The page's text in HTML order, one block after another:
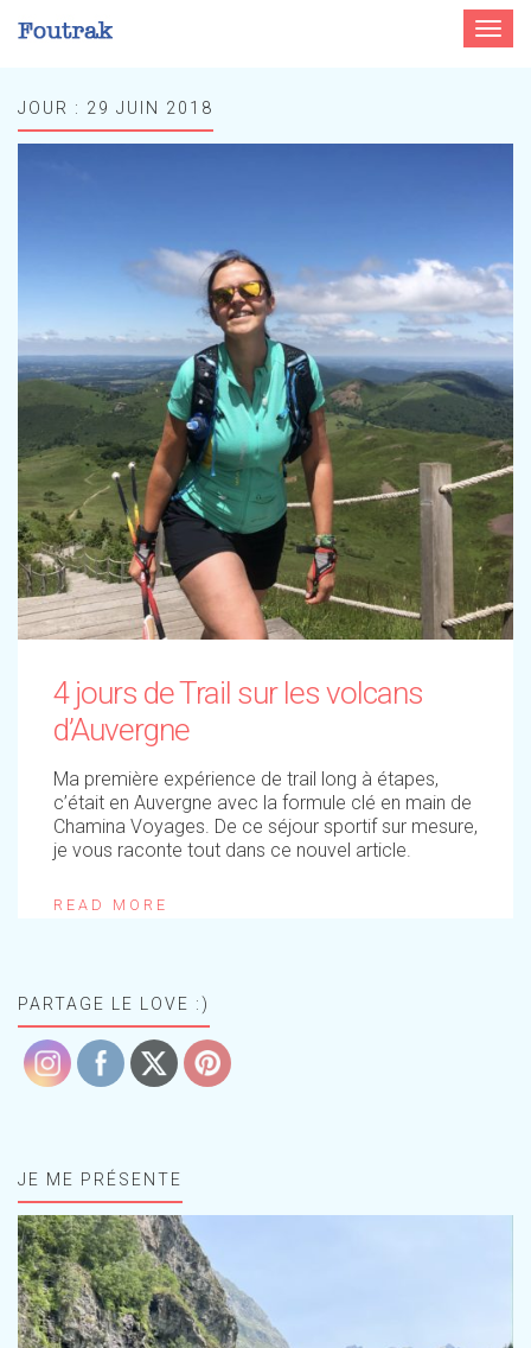
Toggle
JOUR : 29 JUIN 2018
4 jours de Trail sur les volcans
d’Auvergne
Ma première expérience de trail long à étapes,
c’était en Auvergne avec la formule clé en main de
Chamina Voyages. De ce séjour sportif sur mesure,
je vous raconte tout dans ce nouvel article.
READ MORE
PARTAGE LE LOVE :)
JE ME PRÉSENTE